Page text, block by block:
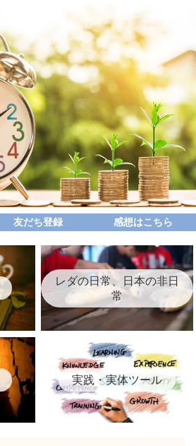
友だち登録 感想はこちら
レダの日常、日本の非日
常
実践・実体ツール